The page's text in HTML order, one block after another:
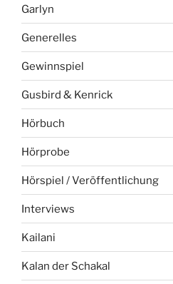
Garlyn
Generelles
Gewinnspiel
Gusbird & Kenrick
Hörbuch
Hörprobe
Hörspiel / Veröffentlichung
Interviews
Kailani
Kalan der Schakal